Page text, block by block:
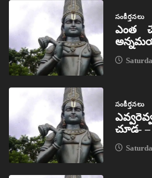
సంకీర్తనలు
ఎంత
సంకీర్తనలు
చూడ-